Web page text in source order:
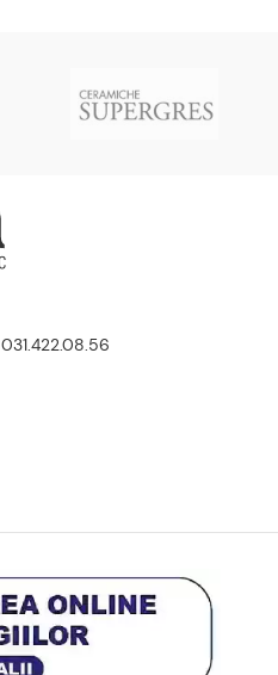
031.422.08.56